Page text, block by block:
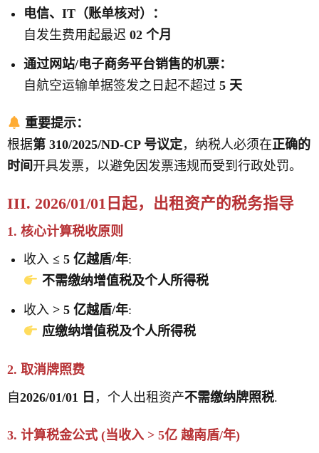
电信、IT（账单核对）：
自发生费用起最迟 02 个月
通过网站/电子商务平台销售的机票：
自航空运输单据签发之日起不超过 5 天
重要提示：
根据第 310/2025/ND-CP 号议定，纳税人必须在正确的
时间 开具发票，以避免因发票违规而受到行政处罚。
III. 2026/01/01日起，出租资产的税务指导
1. 核心计算税收原则
收入≤ 5 亿越盾/年:
不需缴纳增值税及个人所得税
收入 > 5 亿越盾/年:
应缴纳增值税及个人所得税
2. 取消牌照费
自2026/01/01 日 ，个人出租资产不需缴纳牌照税.
3. 计算税金公式 (当收入 > 5亿 越南盾/年)